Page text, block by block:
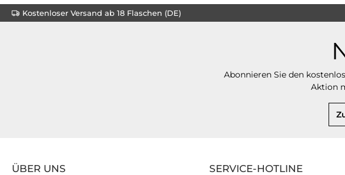
Kostenloser Versand ab 18 Flaschen (DE)
Abonnieren Sie den
Aktion
SERVICE-HOTLINE
ÜBER UNS